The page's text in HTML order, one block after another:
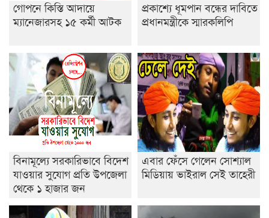
ইসলামের ইতিহাস ও সংস্কৃতি বিভাগের লাইট হাউজ ক্লাবের
নেতৃত্ব ইসতিয়াক-মাহফুজ
ডাকসুতে শিবিরের নিরঙ্কুশ জয়
রাজশাহীতে ট্রাকচাপায় ভ্যানচালক নিহত
শেষ সময়ে ভোট কারচুরি অভিযোগ আবিদের
গোপনে কিস্তি আদায়ে
ম্যানেজারসহ ১৫ কর্মী আটক
প্রকাশ্যে ধূমপান বন্ধের দাবিতে
প্রধানমন্ত্রীকে স্মারকলিপি
বিনামূল্যে সরকারিভাবে বিদেশ
যাওয়ার সুযোগ প্রতি উপজেলা
থেকে ১ হাজার জন
এবার ফেঁসে গেলেন সোশ্যাল
মিডিয়ায় ভাইরাল সেই তাহেরী